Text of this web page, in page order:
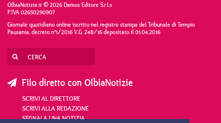
OlbiaNotizie.it © 2026 Damos Editore S.r.l.s
P.IVA 02650290907
Giornale quotidiano online iscritto nel registro stampa del Tribunale di Tempio
Pausania, decreto n°1/2016 V.G. 248/16 depositato il 01.04.2016
Filo diretto con OlbiaNotizie
SCRIVI AL DIRETTORE
SCRIVI ALLA REDAZIONE
SEGNALA UNA NOTIZIA